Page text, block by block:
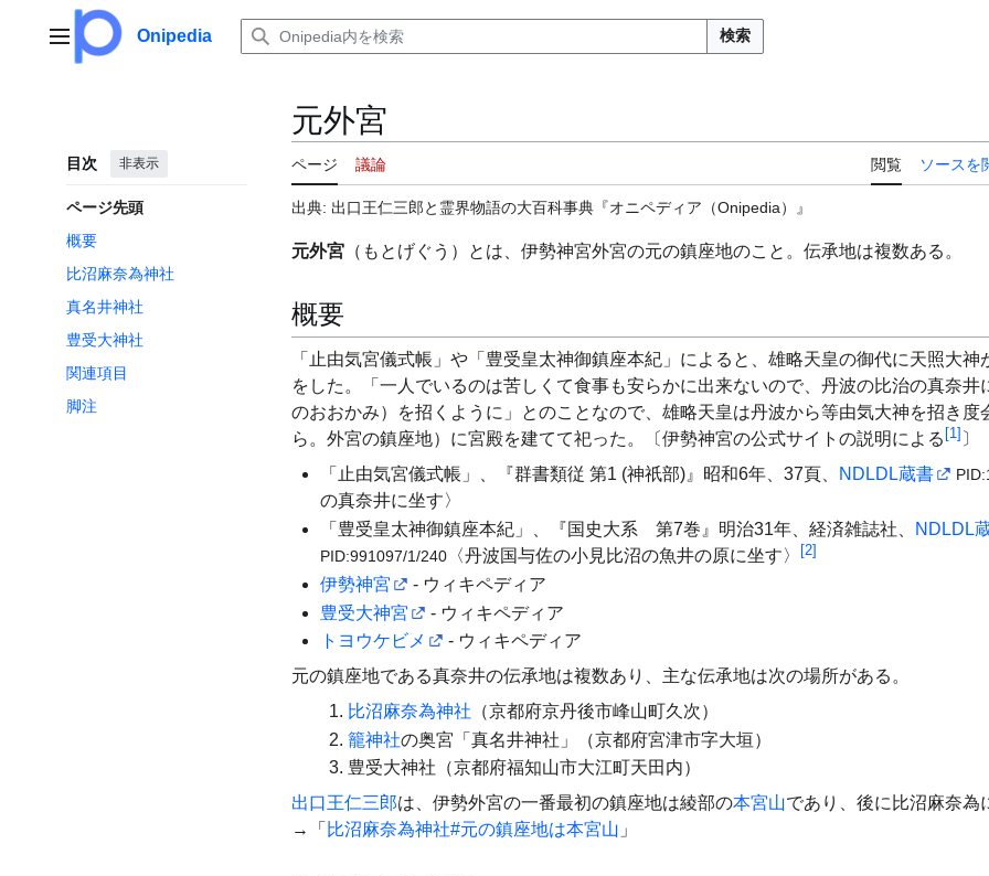
メインメニューOnipedia 検索
目次 非表示
ページ先頭
概要
比沼麻奈為神社
真名井神社
豊受大神社
関連項目
脚注
元外宮
ページ 議論 閲覧 ソースを
出典: 出口王仁三郎と霊界物語の大百科事典『オニペディア（Onipedia）』
元外宮 （もとげぐう）とは、伊勢神宮外宮の元の鎮座地のこと。伝承地は複数ある。
概要
「止由気宮儀式帳」や「豊受皇太神御鎮座本紀」によると、雄略天皇の御代に天照大
をした。「一人でいるのは苦しくて食事も安らかに出来ないので、丹波の比治の真奈井
のおおかみ）を招くように」とのことなので、雄略天皇は丹波から等由気大神を招き度
ら。外宮の鎮座地）に宮殿を建てて祀った。〔伊勢神宮の公式サイトの説明による [1] 〕
「止由気宮儀式帳」、『群書類従 第1 (神祇部)』昭和6年、37頁、
NDLDL蔵書
の真奈井に坐す〉
「豊受皇太神御鎮座本紀」、『国史大系 第7巻』明治31年、経済雑誌社、
NDLDL
PID:991097/1/240〈丹波国与佐の小見比沼の魚井の原に坐す〉 [2]
伊勢神宮
- ウィキペディア
豊受大神宮
- ウィキペディア
トヨウケビメ
- ウィキペディア
元の鎮座地である真奈井の伝承地は複数あり、主な伝承地は次の場所がある。
比沼麻奈為神社 （京都府京丹後市峰山町久次）
籠神社の奥宮「真名井神社」（京都府宮津市字大垣）
豊受大神社（京都府福知山市大江町天田内）
出口王仁三郎は、伊勢外宮の一番最初の鎮座地は綾部の本宮山であり、後に比沼麻奈
→「 比沼麻奈為神社#元の鎮座地は本宮山 」